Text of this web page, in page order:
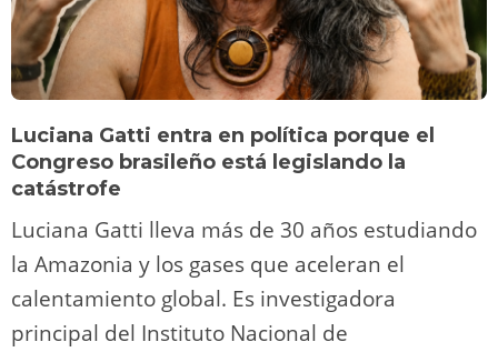
Luciana Gatti entra en política porque el
Congreso brasileño está legislando la
catástrofe
Luciana Gatti lleva más de 30 años estudiando
la Amazonia y los gases que aceleran el
calentamiento global. Es investigadora
principal del Instituto Nacional de